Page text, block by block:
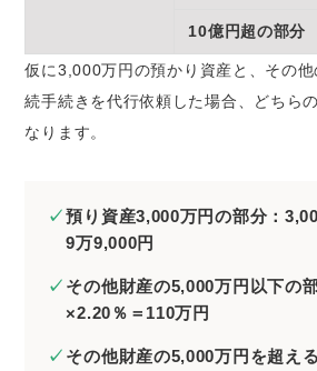
10億円超の部分
仮に3,000万円の預かり資産と、その
続手続きを代行依頼した場合、どちら
なります。
預り資産3,000万円の部分：
9万9,000円
その他財産の5,000万円以下の
×2.20％＝110万円
その他財産の5,000万円を超え